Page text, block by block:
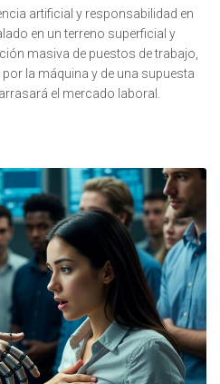
artificial y responsabilidad en
en un terreno superficial y
masiva de puestos de trabajo,
la máquina y de una supuesta
el mercado laboral.